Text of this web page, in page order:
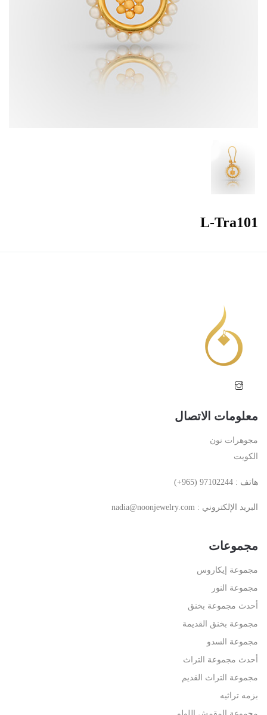
L-Tra101
معلومات الاتصال
مجوهرات نون
الكويت
(+965) 97102244 : هاتف
nadia@noonjewelry.com : البريد الإلكتروني
مجموعات
مجموعة إيكاروس
مجموعة النور
أحدث مجموعة بخنق
مجموعة بخنق القديمة
مجموعة السدو
أحدث مجموعة التراث
مجموعة التراث القديم
بزمه تراثيه